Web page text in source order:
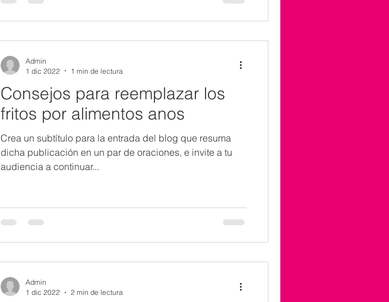
Consejos para reemplazar los
fritos por alimentos anos
Crea un subtítulo para la entrada del blog que resuma
dicha publicación en un par de oraciones, e invite a tu
audiencia a continuar...
Admin
1 dic 2022
1 min de lectura
Admin
1 dic 2022
2 min de lectura